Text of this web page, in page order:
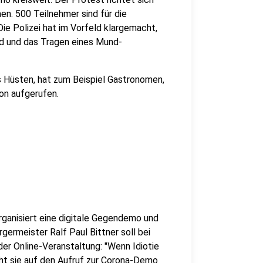
500 Teilnehmer sind für die
Polizei hat im Vorfeld klargemacht,
und das Tragen eines Mund-
hat zum Beispiel Gastronomen,
aufgerufen.
eine digitale Gegendemo und
Ralf Paul Bittner soll bei
Online-Veranstaltung: "Wenn Idiotie
sie auf den Aufruf zur Corona-Demo